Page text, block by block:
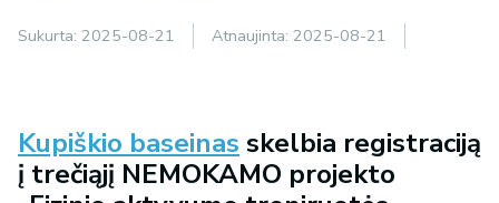
Sukurta: 2025-08-21 Atnaujinta: 2025-08-21
Kupiškio baseinas skelbia registraciją
į trečiąjį NEMOKAMO projekto